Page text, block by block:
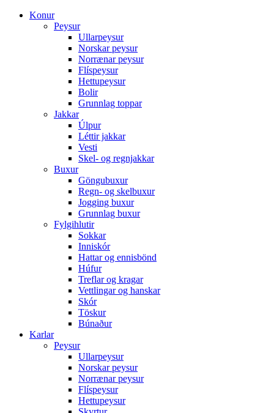
Konur
Peysur
Ullarpeysur
Norskar peysur
Norrænar peysur
Flíspeysur
Hettupeysur
Bolir
Grunnlag toppar
Jakkar
Úlpur
Léttir jakkar
Vesti
Skel- og regnjakkar
Buxur
Göngubuxur
Regn- og skelbuxur
Jogging buxur
Grunnlag buxur
Fylgihlutir
Sokkar
Inniskór
Hattar og ennisbönd
Húfur
Treflar og kragar
Vettlingar og hanskar
Skór
Töskur
Búnaður
Karlar
Peysur
Ullarpeysur
Norskar peysur
Norrænar peysur
Flíspeysur
Hettupeysur